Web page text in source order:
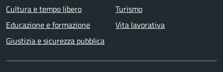
Cultura e tempo libero
Educazione e formazione
Giustizia e sicurezza pubblica
Turismo
Vita lavorativa